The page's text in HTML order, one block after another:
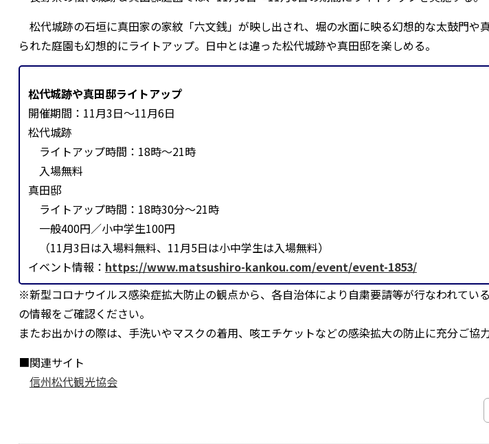
松代城跡の石垣に真田家の家紋「六文銭」が映し出され、堀の水面に映る幻想的な太鼓門や
られた庭園も幻想的にライトアップ。日中とは違った松代城跡や真田邸を楽しめる。
松代城跡や真田邸ライトアップ
開催期間：11月3日〜11月6日
松代城跡
ライトアップ時間：18時～21時
入場無料
真田邸
ライトアップ時間：18時30分～21時
一般400円／小中学生100円
（11月3日は入場料無料、11月5日は小中学生は入場無料）
イベント情報： https://www.matsushiro-kankou.com/event/event-1853/
※新型コロナウイルス感染症拡大防止の観点から、各自治体により自粛要請等が行なわれてい
の情報をご確認ください。
またお出かけの際は、手洗いやマスクの着用、咳エチケットなどの感染拡大の防止に充分ご協
■関連サイト
信州松代観光協会